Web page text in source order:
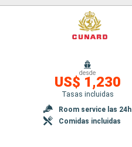
desde
US$ 1,230
Tasas incluidas
Room service las 24h
Comidas incluidas